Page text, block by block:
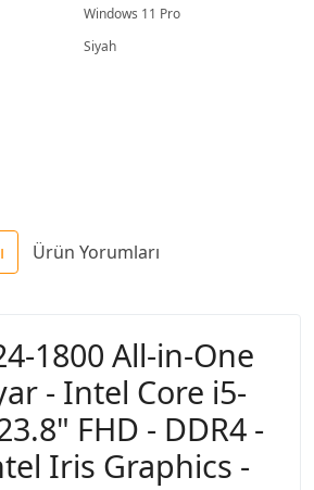
Windows 11 Pro
Siyah
Ürün Yorumları
1800 All-in-One
- Intel Core i5-
FHD - DDR4 -
Iris Graphics -